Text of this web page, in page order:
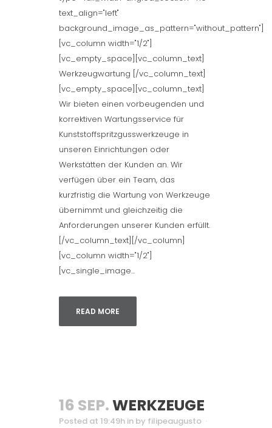
text_align="left"
background_image_as_pattern="without_pattern"]
[vc_column width="1/2"]
[vc_empty_space][vc_column_text]
Werkzeugwartung [/vc_column_text]
[vc_empty_space][vc_column_text]
Wir bieten einen vorbeugenden und
korrektiven Wartungsservice für
Kunststoffspritzgusswerkzeuge in
unseren Einrichtungen oder
Werkstätten der Kunden an. Wir
verfügen über ein Team, das
kurzfristig die Wartung von Werkzeuge
übernimmt und gleichzeitig die
Anforderungen unserer Kunden erfüllt.
[/vc_column_text][/vc_column]
[vc_column width="1/2"]
[vc_single_image...
READ MORE
16 SEP.WERKZEUGE
Posted at 19:49h in by filipeaugusto